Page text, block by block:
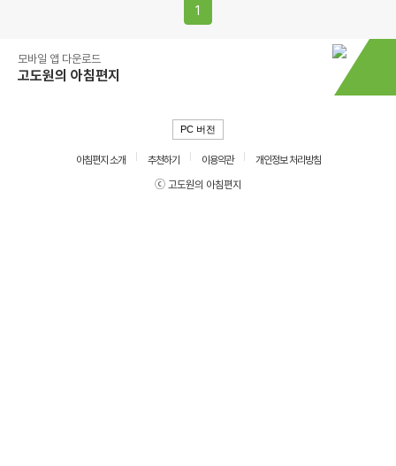
1
모바일 앱 다운로드
고도원의 아침편지
PC 버전
아침편지 소개 추천하기 이용약관
개인정보 처리방침
ⓒ 고도원의 아침편지